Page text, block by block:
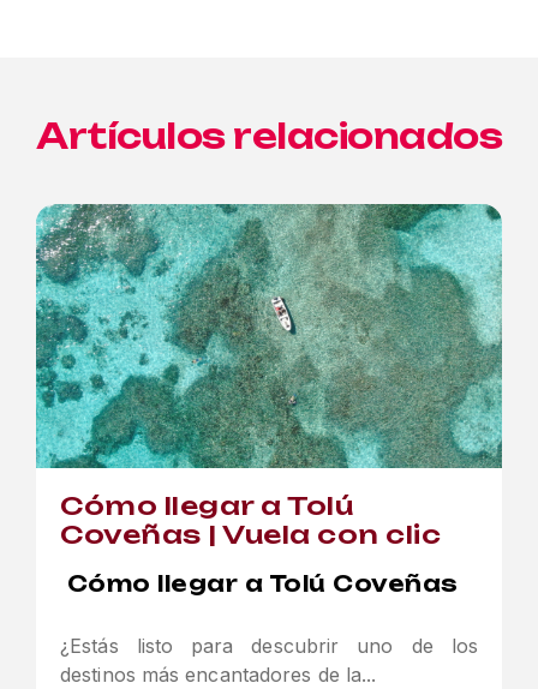
Artículos relacionados
Cómo llegar a Tolú
Coveñas | Vuela con clic
Cómo llegar a Tolú Coveñas
¿Estás listo para descubrir uno de los
destinos más encantadores de la...